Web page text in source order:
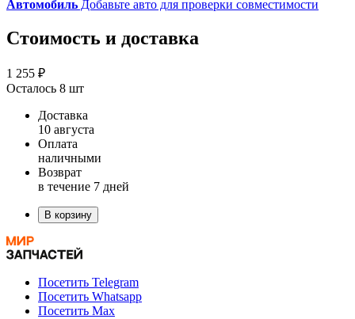
Автомобиль Добавьте авто для проверки совместимости
Стоимость и доставка
1 255 ₽
Осталось 8 шт
Доставка
10 августа
Оплата
наличными
Возврат
в течение 7 дней
В корзину
Посетить Telegram
Посетить Whatsapp
Посетить Max